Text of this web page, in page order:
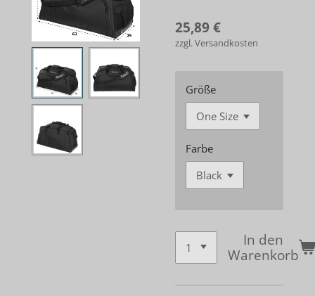
25,89 €
zzgl. Versandkosten
Größe
Farbe
In den
Warenkorb